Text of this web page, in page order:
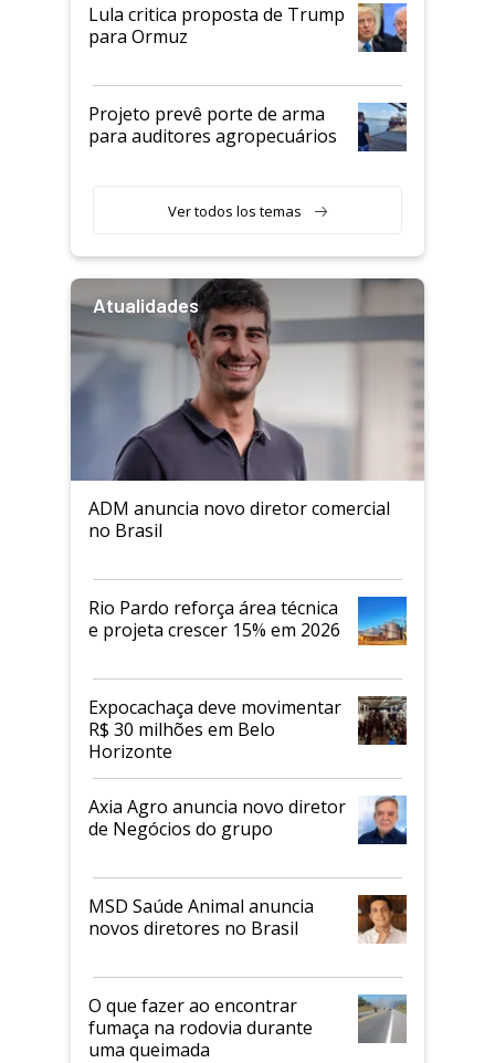
Lula critica proposta de Trump
para Ormuz
Projeto prevê porte de arma
para auditores agropecuários
Ver todos los temas
Atualidades
ADM anuncia novo diretor comercial
no Brasil
Rio Pardo reforça área técnica
e projeta crescer 15% em 2026
Expocachaça deve movimentar
R$ 30 milhões em Belo
Horizonte
Axia Agro anuncia novo diretor
de Negócios do grupo
MSD Saúde Animal anuncia
novos diretores no Brasil
O que fazer ao encontrar
fumaça na rodovia durante
uma queimada